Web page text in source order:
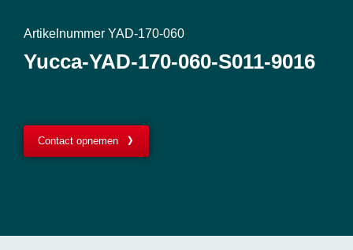
Artikelnummer YAD-170-060
Yucca-YAD-170-060-S011-9016
Contact opnemen